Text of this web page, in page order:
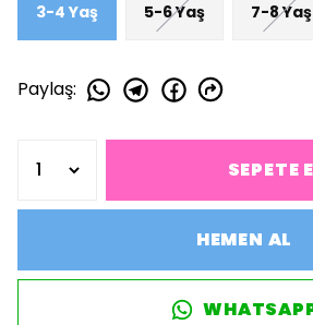
3-4 Yaş 5-6 Yaş 7-8 Yaş
Paylaş:
SEPETE
HEMEN AL